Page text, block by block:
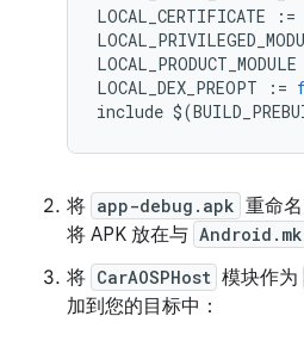
LOCAL_CERTIFICATE
:=
LOCAL_PRODUCT_MODULE
LOCAL_DEX_PREOPT
:=
include $(
将 app-debug.apk 重命
将 APK 放在与 Android.mk
将 CarAOSPHost 模块作为
加到您的目标中：